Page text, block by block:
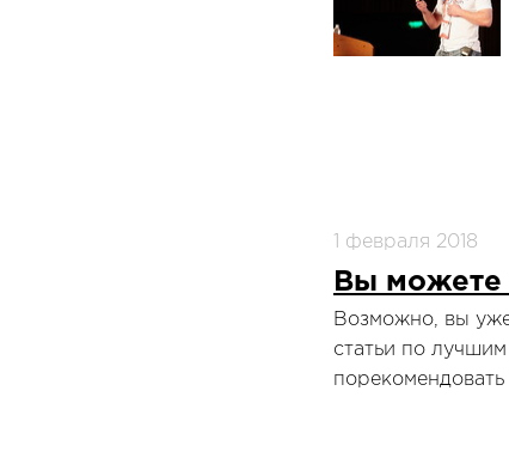
1 февраля 2018
Вы можете
Возможно, вы
статьи по